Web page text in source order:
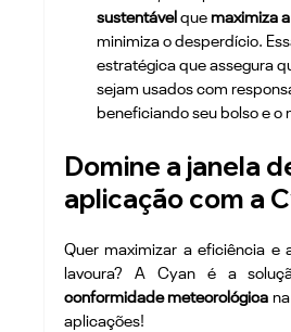
sustentável que maximiza
minimiza o desperdício.
estratégica que assegura
sejam usados com
beneficiando seu bolso e o
Domine a janela
aplicação com a
Quer maximizar a eficiência e
conformidade meteorológica
aplicações!